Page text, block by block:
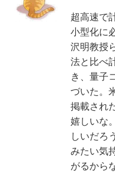
超高速で
小型化に
沢明教授
法と比べ
き、量子
づいた。
掲載され
嬉しいな
しいだろ
みたい気
がるから